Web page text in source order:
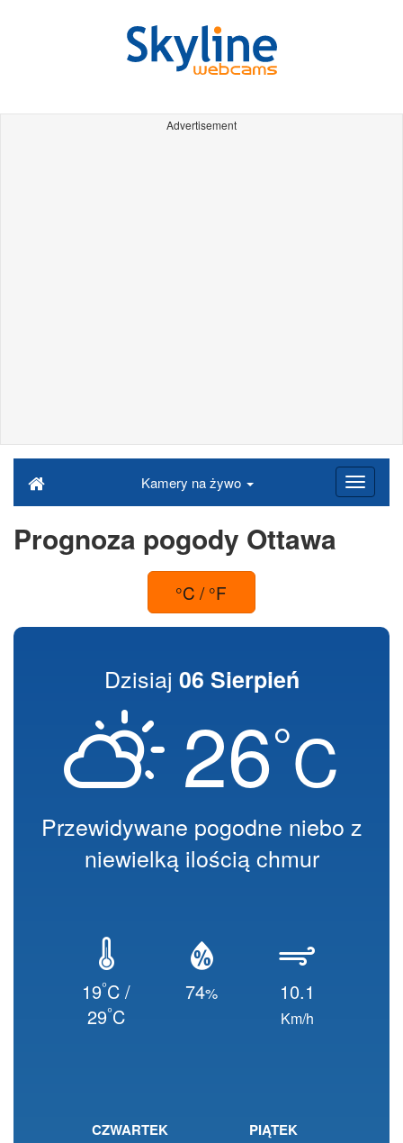
Advertisement
Kamery na żywo
Prognoza pogody Ottawa
°C / °F
Dzisiaj 06 Sierpień
26°C
Przewidywane pogodne niebo z
niewielką ilością chmur
19°C /
29°C
74% 10.1
Km/h
CZWARTEK PIĄTEK